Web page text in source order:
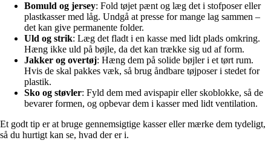
Bomuld og jersey: Fold tøjet pænt og læg det i stofposer eller
plastkasser med låg. Undgå at presse for mange lag sammen –
det kan give permanente folder.
Uld og strik: Læg det fladt i en kasse med lidt plads omkring.
Hæng ikke uld på bøjle, da det kan trække sig ud af form.
Jakker og overtøj: Hæng dem på solide bøjler i et tørt rum.
Hvis de skal pakkes væk, så brug åndbare tøjposer i stedet for
plastik.
Sko og støvler: Fyld dem med avispapir eller skoblokke, så de
bevarer formen, og opbevar dem i kasser med lidt ventilation.
Et godt tip er at bruge gennemsigtige kasser eller mærke dem tydeligt,
så du hurtigt kan se, hvad der er i.